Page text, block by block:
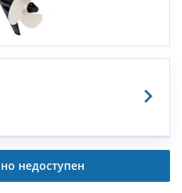
недоступен